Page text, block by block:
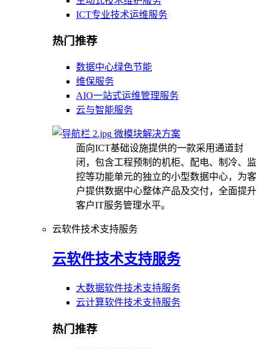
ICT专业技术运维服务
热门推荐
数据中心绿色节能
维保服务
AIO一站式运维管理服务
云与智能服务
微模块解决方案
面向ICT基础设施提供的一款采用通道封
闭，包含工程预制的机柜、配电、制冷、监
控等功能单元的独立的小型数据中心，为客
户提供数据中心整体产品及交付，全面提升
客户IT服务管理水平。
云软件技术支持服务
云软件技术支持服务
大数据软件技术支持服务
云计算软件技术支持服务
热门推荐